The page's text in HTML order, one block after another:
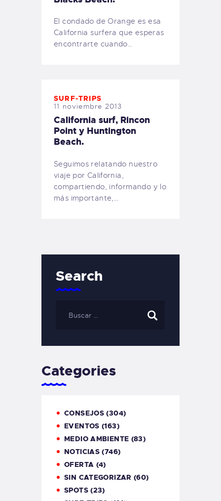
El condado de Orange es esa
California surfera que esperas
encontrarte cuando…
SURF-TRIPS
11 noviembre 2013
California surf, Rincon
Point y Huntington
Beach.
Seguimos relatando nuestro
viaje por California,
compartiendo, informando y lo
más importante,…
Search
Categories
CONSEJOS (304)
EVENTOS (163)
MEDIO AMBIENTE (83)
NOTICIAS (746)
OFERTA (4)
SIN CATEGORIZAR (60)
SPOTS(23)